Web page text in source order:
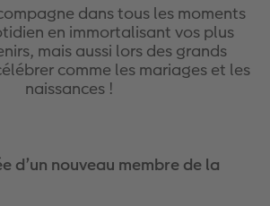
d'albums photo
photo thématiques
d'identité
une borne
poster en bois
multi photos
mural CEWE exclusif avec cristaux
et bureau
cadeau personnalisée
nouveautés
dans tous les moments
en immortalisant vos plus
mais aussi lors des grands
comme les mariages et les
naissances !
d’un nouveau membre de la